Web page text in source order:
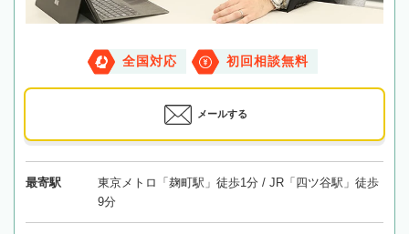
全国対応 初回相談無料
メールする
最寄駅
東京メトロ「麹町駅」徒歩1分 / JR「四ツ谷駅」徒歩
9分